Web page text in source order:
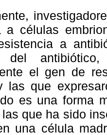
a células
a
del
el gen de
las que
es una forma
que ha sido
una célula